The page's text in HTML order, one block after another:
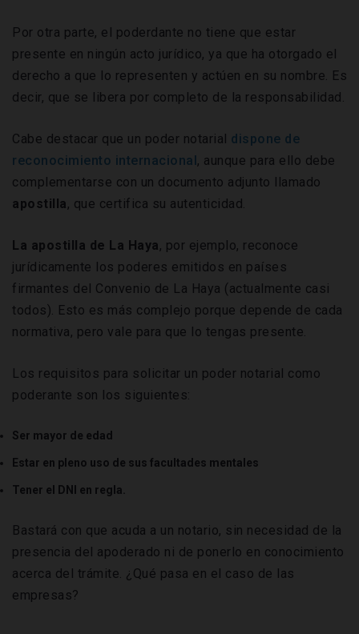
Por otra parte, el poderdante no tiene que estar
presente en ningún acto jurídico, ya que ha otorgado el
derecho a que lo representen y actúen en su nombre. Es
decir, que se libera por completo de la responsabilidad.
Cabe destacar que un poder notarial dispone de
reconocimiento internacional , aunque para ello debe
complementarse con un documento adjunto llamado
apostilla, que certifica su autenticidad.
La apostilla de La Haya, por ejemplo, reconoce
jurídicamente los poderes emitidos en países
firmantes del Convenio de La Haya (actualmente casi
todos). Esto es más complejo porque depende de cada
normativa, pero vale para que lo tengas presente.
Los requisitos para solicitar un poder notarial como
poderante son los siguientes:
Ser mayor de edad
Estar en pleno uso de sus facultades mentales
Tener el DNI en regla.
Bastará con que acuda a un notario, sin necesidad de la
presencia del apoderado ni de ponerlo en conocimiento
acerca del trámite. ¿Qué pasa en el caso de las
empresas?